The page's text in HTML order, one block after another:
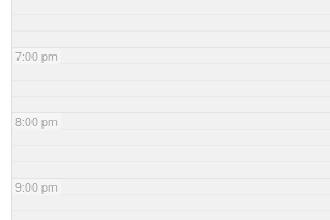
7:00 pm
8:00 pm
9:00 pm